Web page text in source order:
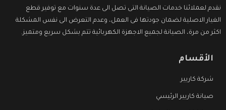
نقدم لعملائنا خدمات الصيانة التى تصل الى عدة سنوات مع توفير قطع
الغيار الاصلية لضمان جودتها فى العمل، وعدم التعرض الى نفس المشكلة
اكثر من مرة، الصيانة لجميع الاجهزة الكهربائية تتم بشكل سريع ومتميز.
الأقسام
شركة كاريير
صيانة كاريير الرئيسي